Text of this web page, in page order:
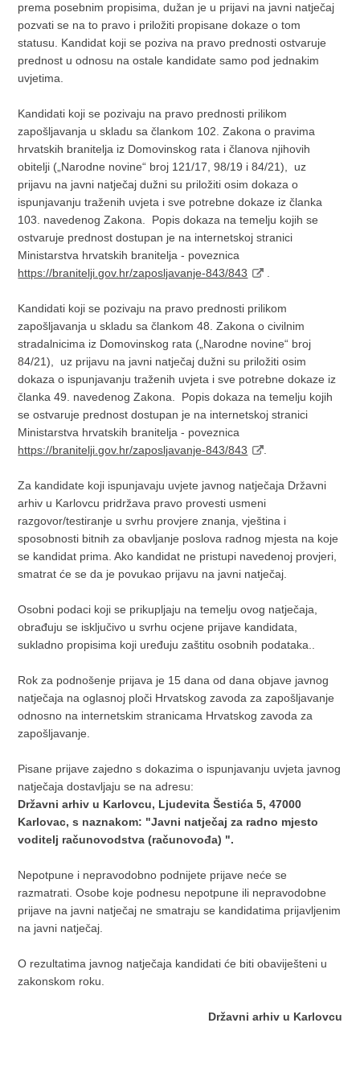
prema posebnim propisima, dužan je u prijavi na javni natječaj
pozvati se na to pravo i priložiti propisane dokaze o tom
statusu. Kandidat koji se poziva na pravo prednosti ostvaruje
prednost u odnosu na ostale kandidate samo pod jednakim
uvjetima.
Kandidati koji se pozivaju na pravo prednosti prilikom
zapošljavanja u skladu sa člankom 102. Zakona o pravima
hrvatskih branitelja iz Domovinskog rata i članova njihovih
obitelji („Narodne novine“ broj 121/17, 98/19 i 84/21), uz
prijavu na javni natječaj dužni su priložiti osim dokaza o
ispunjavanju traženih uvjeta i sve potrebne dokaze iz članka
103. navedenog Zakona. Popis dokaza na temelju kojih se
ostvaruje prednost dostupan je na internetskoj stranici
Ministarstva hrvatskih branitelja - poveznica
https://branitelji.gov.hr/zaposljavanje-843/843
Kandidati koji se pozivaju na pravo prednosti prilikom
zapošljavanja u skladu sa člankom 48. Zakona o civilnim
stradalnicima iz Domovinskog rata („Narodne novine“ broj
84/21), uz prijavu na javni natječaj dužni su priložiti osim
dokaza o ispunjavanju traženih uvjeta i sve potrebne dokaze iz
članka 49. navedenog Zakona. Popis dokaza na temelju kojih
se ostvaruje prednost dostupan je na internetskoj stranici
Ministarstva hrvatskih branitelja - poveznica
https://branitelji.gov.hr/zaposljavanje-843/843
Za kandidate koji ispunjavaju uvjete javnog natječaja Državni
arhiv u Karlovcu pridržava pravo provesti usmeni
razgovor/testiranje u svrhu provjere znanja, vještina i
sposobnosti bitnih za obavljanje poslova radnog mjesta na koje
se kandidat prima. Ako kandidat ne pristupi navedenoj provjeri,
smatrat će se da je povukao prijavu na javni natječaj.
Osobni podaci koji se prikupljaju na temelju ovog natječaja,
obrađuju se isključivo u svrhu ocjene prijave kandidata,
sukladno propisima koji uređuju zaštitu osobnih podataka..
Rok za podnošenje prijava je 15 dana od dana objave javnog
natječaja na oglasnoj ploči Hrvatskog zavoda za zapošljavanje
odnosno na internetskim stranicama Hrvatskog zavoda za
zapošljavanje.
Pisane prijave zajedno s dokazima o ispunjavanju uvjeta javnog
natječaja dostavljaju se na adresu:
Državni arhiv u Karlovcu, Ljudevita Šestića 5, 47000
Karlovac, s naznakom: "Javni natječaj za radno mjesto
voditelj računovodstva (računovođa) ".
Nepotpune i nepravodobno podnijete prijave neće se
razmatrati. Osobe koje podnesu nepotpune ili nepravodobne
prijave na javni natječaj ne smatraju se kandidatima prijavljenim
na javni natječaj.
O rezultatima javnog natječaja kandidati će biti obaviješteni u
zakonskom roku.
Državni arhiv u Karlovcu